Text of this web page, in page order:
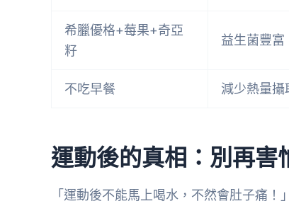
希臘優格+莓果+奇亞
籽
益生菌豐富
不吃早餐 減少熱量攝
運動後的真相：別再害
「運動後不能馬上喝水，不然會肚子痛